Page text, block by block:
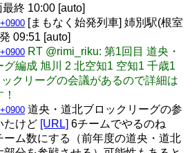
終 10:00 [auto]
[まもなく始発列車] 姉別駅(根室
09:51 [auto]
RT @rimi_riku: 第1回目 道央・
編成 旭川 2 北空知1 空知1 千歳1
クリーグの会議があるので詳細は
道央・道北ブロックリーグの参
たけど [URL] 6チームでやるのね
ーム数にする（前年度の道央・道北